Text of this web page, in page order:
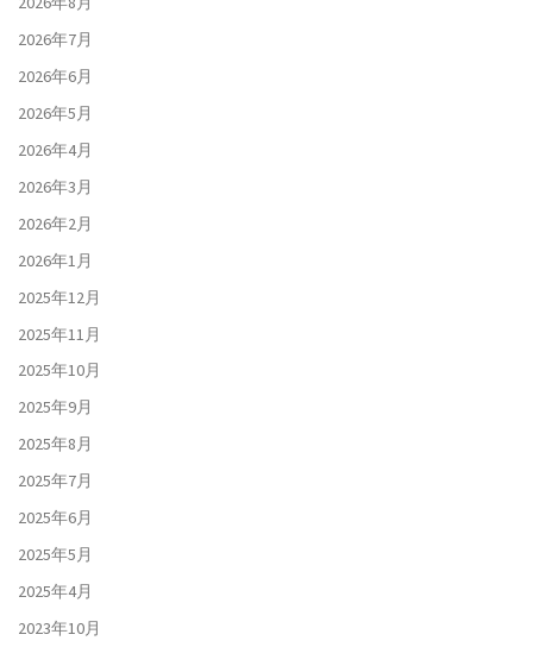
2026年7月
2026年6月
2026年5月
2026年4月
2026年3月
2026年2月
2026年1月
2025年12月
2025年11月
2025年10月
2025年9月
2025年8月
2025年7月
2025年6月
2025年5月
2025年4月
2023年10月